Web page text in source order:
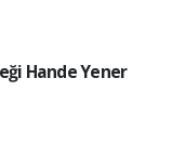
Hande Yener